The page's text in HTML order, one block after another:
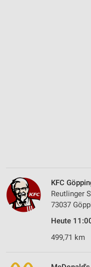
KFC
Reutlinger
73037
Heute
499,71 km